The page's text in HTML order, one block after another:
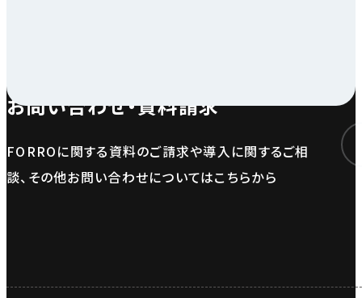
お問い合わせ・資料請求
FORROに関する資料のご請求や導入に関するご相
談、その他お問い合わせについてはこちらから